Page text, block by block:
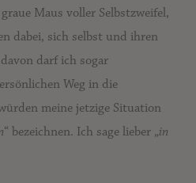
Maus voller Selbstzweifel,
dabei, sich selbst und ihren
darf ich sogar
Weg in die
meine jetzige Situation
“ bezeichnen. Ich sage lieber „in